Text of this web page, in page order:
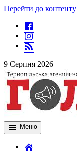
Перейти до контенту
9 Серпня 2026
Меню